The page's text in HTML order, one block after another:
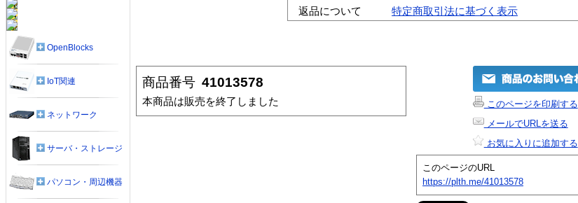
返品について
特定商取引法に基づく表示
商品番号 41013578
本商品は販売を終了しました
このページを印刷する
メールでURLを送る
お気に入りに追加する
このページのURL
https://plth.me/41013578
OpenBlocks
IoT関連
ネットワーク
サーバ・ストレージ
パソコン・周辺機器